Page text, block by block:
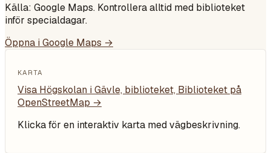
Källa: Google Maps. Kontrollera alltid med biblioteket
inför specialdagar.
Öppna i Google Maps →
KARTA
Visa Högskolan i Gävle, biblioteket, Biblioteket på
OpenStreetMap →
Klicka för en interaktiv karta med vägbeskrivning.